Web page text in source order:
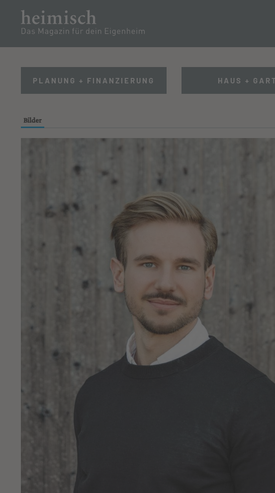
PARTNER
TEAM
PLANUNG + FINANZIERUNG HAUS +
Bilder